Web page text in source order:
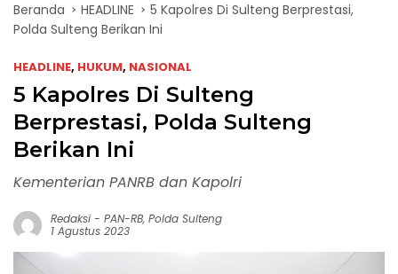
Beranda HEADLINE
5 Kapolres Di Sulteng Berprestasi,
Polda Sulteng Berikan Ini
HEADLINE, HUKUM, NASIONAL
5 Kapolres Di Sulteng
Berprestasi, Polda Sulteng
Berikan Ini
Kementerian PANRB dan Kapolri
Redaksi - PAN-RB, Polda Sulteng
1 Agustus 2023